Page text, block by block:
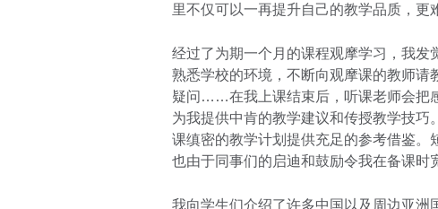
里不仅可以一再提升自己的教学品质，更
经过了为期一个月的课程观摩学习，我
熟悉学校的环境，不断向观摩课的教师
疑问……在我上课结束后，听课老师会把
为我提供中肯的教学建议和传授教学技
课缜密的教学计划提供充足的参考借鉴。
也由于同事们的启迪和鼓励令我在备课时
我向学生们介绍了许多中国以及周边亚洲